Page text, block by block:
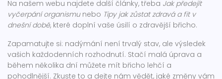
Na našem webu najdete další články, třeba Jak předejít
vyčerpání organismunebo Tipy jak zůstat zdravá a fit v
dnešní době, které doplní vaše úsilí o zdravější břicho.
Zapamatujte si: nadýmání není trvalý stav, ale výsledek
vašich každodenních rozhodnutí. Stačí malá úprava a
během několika dní můžete mít břicho lehčí a
pohodlnější. Zkuste to a dejte nám vědět, jaké změny vám